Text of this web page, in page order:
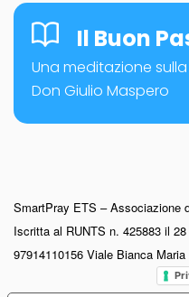
Il Buon
Una meditazione
Don Giulio Maspero
SmartPray ETS – Associazione
Iscritta al RUNTS n. 425883 il
97914110156 Viale Bianca